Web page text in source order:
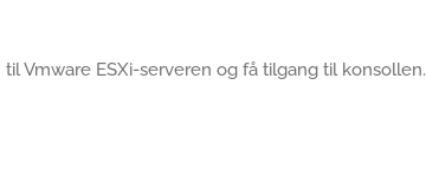
Vmware ESXi-serveren og få tilgang til konsollen.